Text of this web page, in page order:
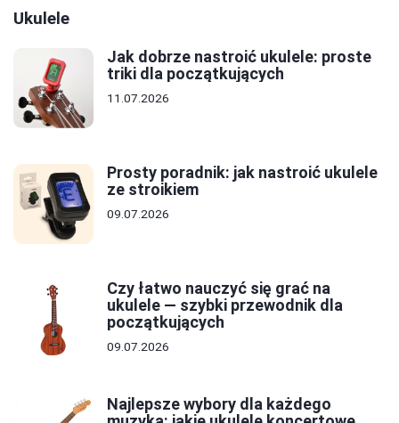
Ukulele
Jak dobrze nastroić ukulele: proste
triki dla początkujących
11.07.2026
Prosty poradnik: jak nastroić ukulele
ze stroikiem
09.07.2026
Czy łatwo nauczyć się grać na
ukulele — szybki przewodnik dla
początkujących
09.07.2026
Najlepsze wybory dla każdego